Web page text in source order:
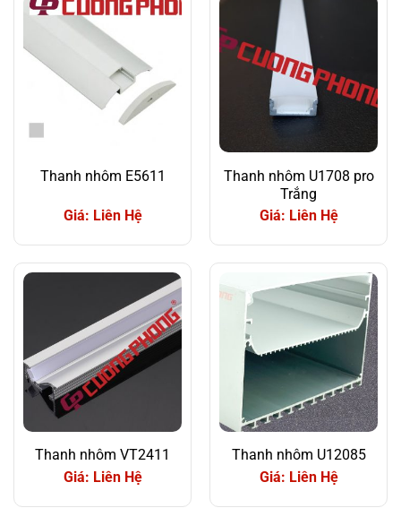
Thanh nhôm E5611
Giá: Liên Hệ
Thanh nhôm U1708 pro
Trắng
Giá: Liên Hệ
Thanh nhôm VT2411
Giá: Liên Hệ
Thanh nhôm U12085
Giá: Liên Hệ